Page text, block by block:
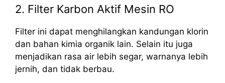
2. Filter Karbon Aktif Mesin RO
Filter ini dapat menghilangkan kandungan klorin
dan bahan kimia organik lain. Selain itu juga
menjadikan rasa air lebih segar, warnanya lebih
jernih, dan tidak berbau.